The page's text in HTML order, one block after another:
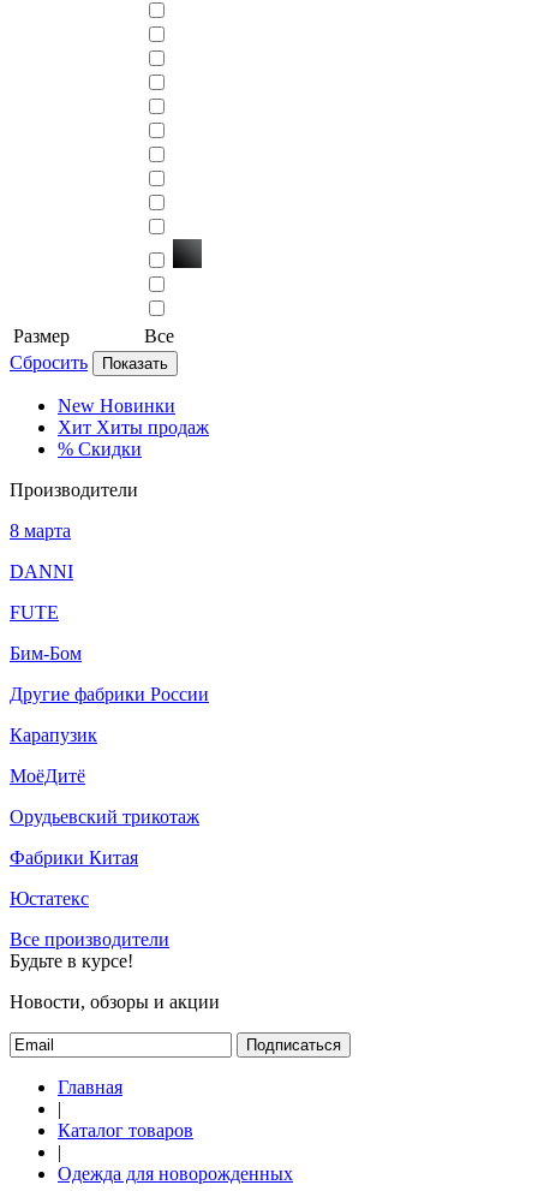
Размер
Все
Сбросить
Показать
New Новинки
Хит Хиты продаж
% Скидки
Производители
8 марта
DANNI
FUTE
Бим-Бом
Другие фабрики России
Карапузик
МоёДитё
Орудьевский трикотаж
Фабрики Китая
Юстатекс
Все производители
Будьте в курсе!
Новости, обзоры и акции
Подписаться
Главная
|
Каталог товаров
|
Одежда для новорожденных